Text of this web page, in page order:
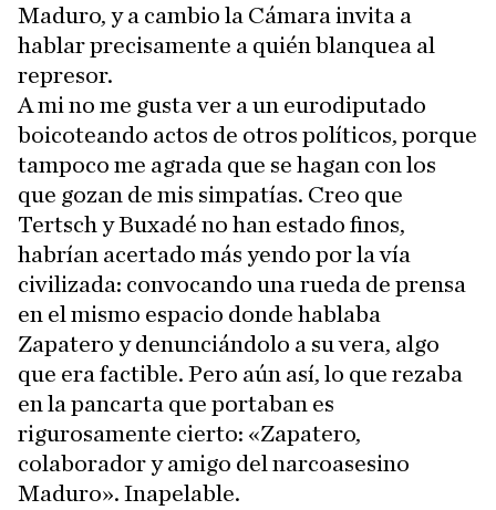
Maduro, y a cambio la Cámara invita a
hablar precisamente a quién blanquea al
represor.
A mi no me gusta ver a un eurodiputado
boicoteando actos de otros políticos, porque
tampoco me agrada que se hagan con los
que gozan de mis simpatías. Creo que
Tertsch y Buxadé no han estado finos,
habrían acertado más yendo por la vía
civilizada: convocando una rueda de prensa
en el mismo espacio donde hablaba
Zapatero y denunciándolo a su vera, algo
que era factible. Pero aún así, lo que rezaba
en la pancarta que portaban es
rigurosamente cierto: «Zapatero,
colaborador y amigo del narcoasesino
Maduro». Inapelable.